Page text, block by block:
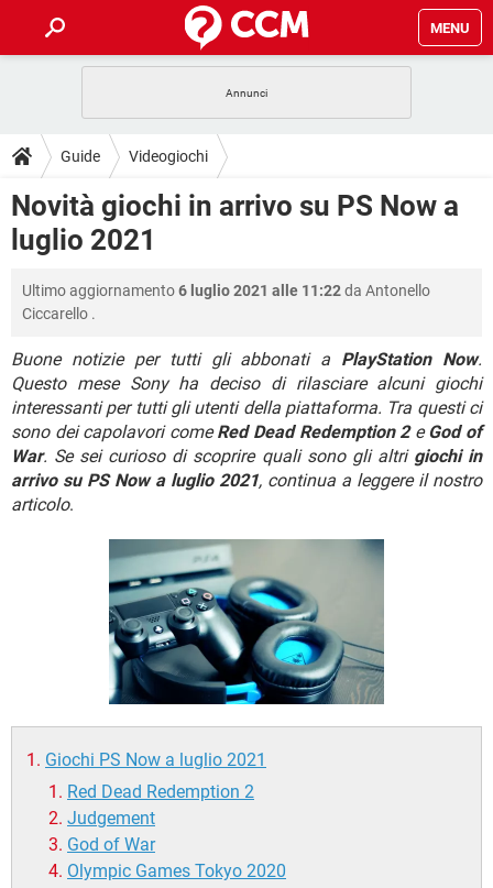
MENU
INTRATTENIMENTO
iOS WINDOWS 10
INSTAGRAM
HARDWARE
GUIDE
COVID-19
INTRATTENIMENTO ANDROID
iOS
INSTAGRAM WHATSAPP
HARDWARE
DOWNLOAD
COVID-19
iOS
INSTAGRAM WHATSAPP
TIKTOK FACEBOOK
HARDWARE
FORUM
COVID-19 GAMING
iOS WINDOWS 10
INSTAGRAM WHATSAPP
TIKTOK FACEBOOK
HARDWARE
GLOSSARIO
COVID-19 GAMING
INTRATTENIMENTO ANDROID
iOS WINDOWS 10
INSTAGRAM WHATSAPP
TIKTOK
Guide Videogiochi
Novità giochi in arrivo su PS Now a
luglio 2021
Ultimo aggiornamento6 luglio 2021 alle 11:22da Antonello
Ciccarello .
Buone notizie per tutti gli abbonati a PlayStation Now.
Questo mese Sony ha deciso di rilasciare alcuni giochi
interessanti per tutti gli utenti della piattaforma. Tra questi ci
sono dei capolavori comeRed Dead Redemption 2eGod of
War. Se sei curioso di scoprire quali sono gli altri giochi in
arrivo su PS Now a luglio 2021, continua a leggere il nostro
articolo.
Giochi PS Now a luglio 2021
Red Dead Redemption 2
Judgement
God of War
Olympic Games Tokyo 2020